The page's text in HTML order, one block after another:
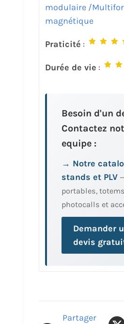
modulaire /
magnétique
Praticité :
Durée de vie :
Besoin d'un
Contactez
equipe :
→ Notre
stands et PLV
portables,
photocalls et
Demander
devis
Partager